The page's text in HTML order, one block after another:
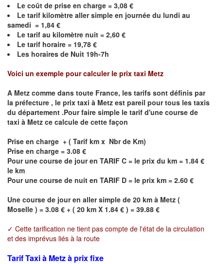
Le coût de prise en charge = 3,08 €
Le tarif kilomètre aller simple en journée du lundi au
samedi = 1,84 €
Le tarif au kilomètre nuit = 2,60 €
Le tarif horaire = 19,78 €
Les horaires de Nuit 19h-7h
Voici un exemple pour calculer le prix taxi Metz
A Metz comme dans toute France, les tarifs sont définis par
la préfecture , le prix taxi à Metz est pareil pour tous les taxis
du département .Pour faire simple le tarif d'une course de
taxi à Metz ce calcule de cette façon
Prise en charge + ( Tarif km x Nbr de Km)
Prise en charge = 3.08 €
Pour une course de jour en TARIF C = le prix du km = 1.84 €
le km
Pour une course de nuit en TARIF D = le prix km = 2.60 €
Une course de jour en aller simple de 20 km à Metz (
Moselle ) = 3.08 € + ( 20 km X 1.84 € ) = 39.88 €
✓ Cette tarification ne tient pas compte de l'état de la circulation
et des imprévus liés à la route
Tarif Taxi à Metz à prix fixe